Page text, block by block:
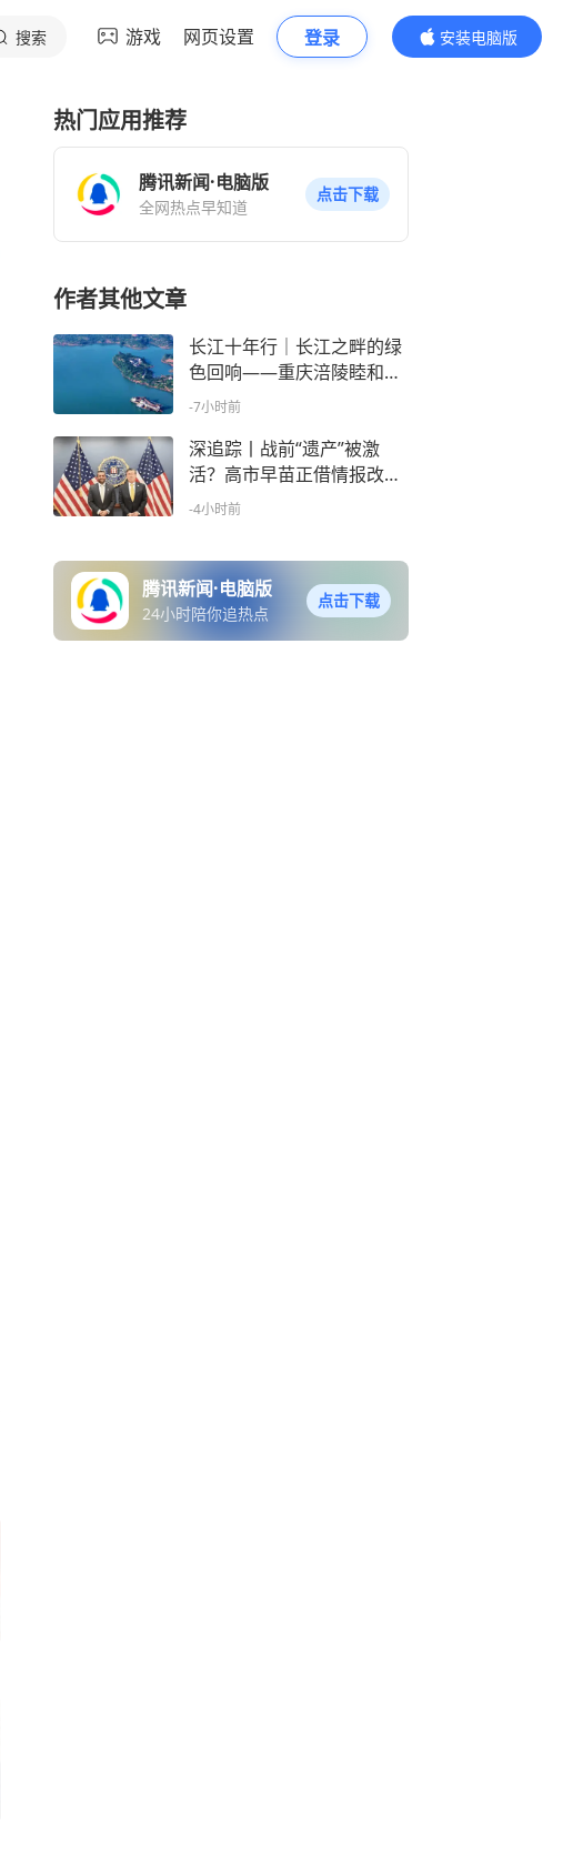
搜索 游戏 网页设置 登录
安装电脑版
内容更精彩
热门应用推荐
腾讯新闻·电脑版
全网热点早知道
点击下载
作者其他文章
长江十年行｜长江之畔的绿
色回响——重庆涪陵睦和村
的十年答卷
-7小时前
深追踪丨战前“遗产”被激
活？高市早苗正借情报改革
推进“军事大国化”
-4小时前
腾讯新闻·电脑版
24小时陪你追热点
点击下载